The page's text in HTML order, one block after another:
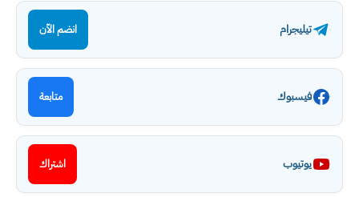
تيليجرام انضم الآن
فيسبوك متابعة
يوتيوب اشتراك